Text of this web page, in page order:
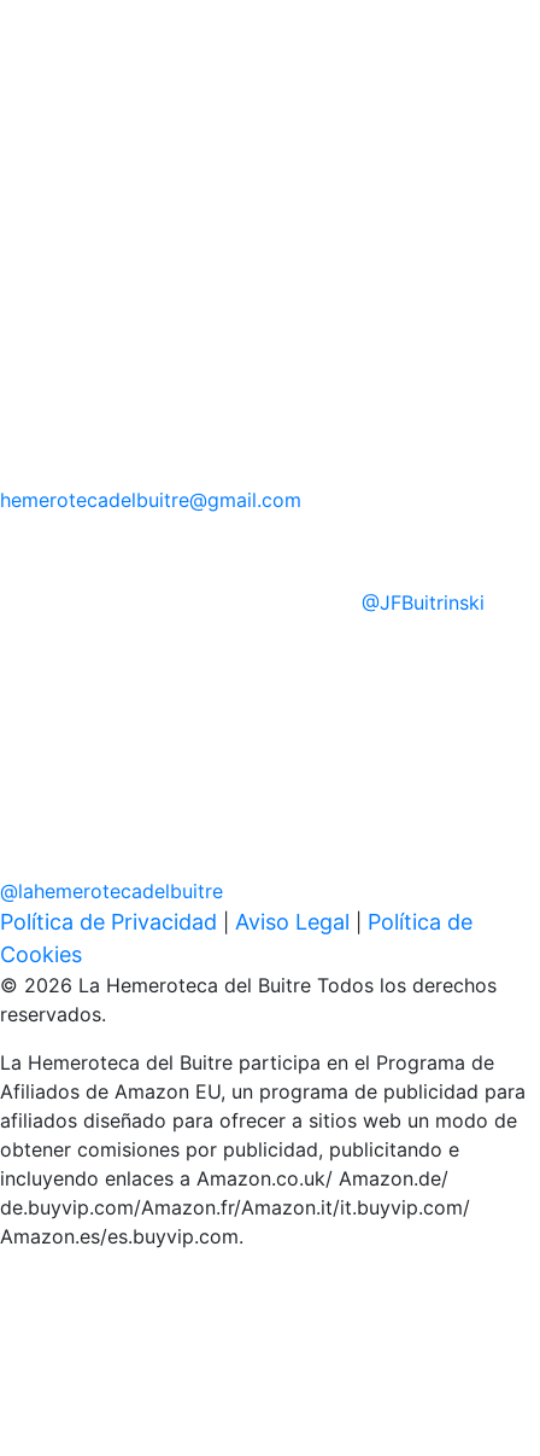
hemerotecadelbuitre@gmail.com
@JFBuitrinski
@lahemerotecadelbuitre
Política de Privacidad Aviso Legal
Política de
Cookies
© 2026 La Hemeroteca del Buitre Todos los derechos
reservados.
La Hemeroteca del Buitre participa en el Programa de
Afiliados de Amazon EU, un programa de publicidad para
afiliados diseñado para ofrecer a sitios web un modo de
obtener comisiones por publicidad, publicitando e
incluyendo enlaces a Amazon.co.uk/ Amazon.de/
de.buyvip.com/Amazon.fr/Amazon.it/it.buyvip.com/
Amazon.es/es.buyvip.com.